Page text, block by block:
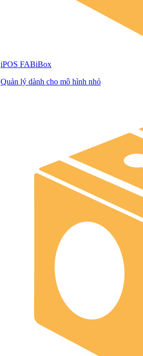
iPOS FABiBox
Quản lý dành cho mô hình nhỏ